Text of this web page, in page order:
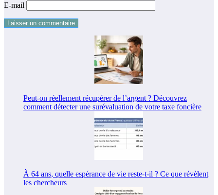
E-mail
Peut-on réellement récupérer de l’argent ? Découvrez
comment détecter une surévaluation de votre taxe foncière
À 64 ans, quelle espérance de vie reste-t-il ? Ce que révèlent
les chercheurs